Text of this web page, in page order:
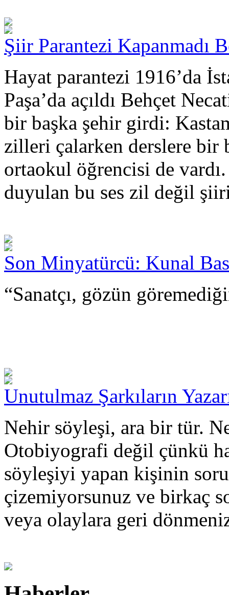
Şiir Parantezi Kapanmadı
Hayat parantezi 1916’da
Paşa’da açıldı Behçet
bir başka şehir girdi:
zilleri çalarken derslere bir
ortaokul öğrencisi de
duyulan bu ses zil değil
Son Minyatürcü: Kunal
“Sanatçı, gözün
Unutulmaz Şarkıların
Nehir söyleşi, ara bir tür.
Otobiyografi değil çünkü
söyleşiyi yapan kişinin
çizemiyorsunuz ve birkaç
veya olaylara geri